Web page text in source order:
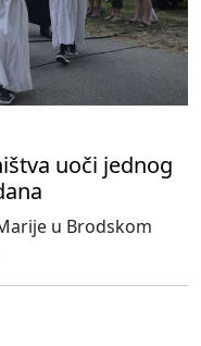
uoči jednog
u Brodskom